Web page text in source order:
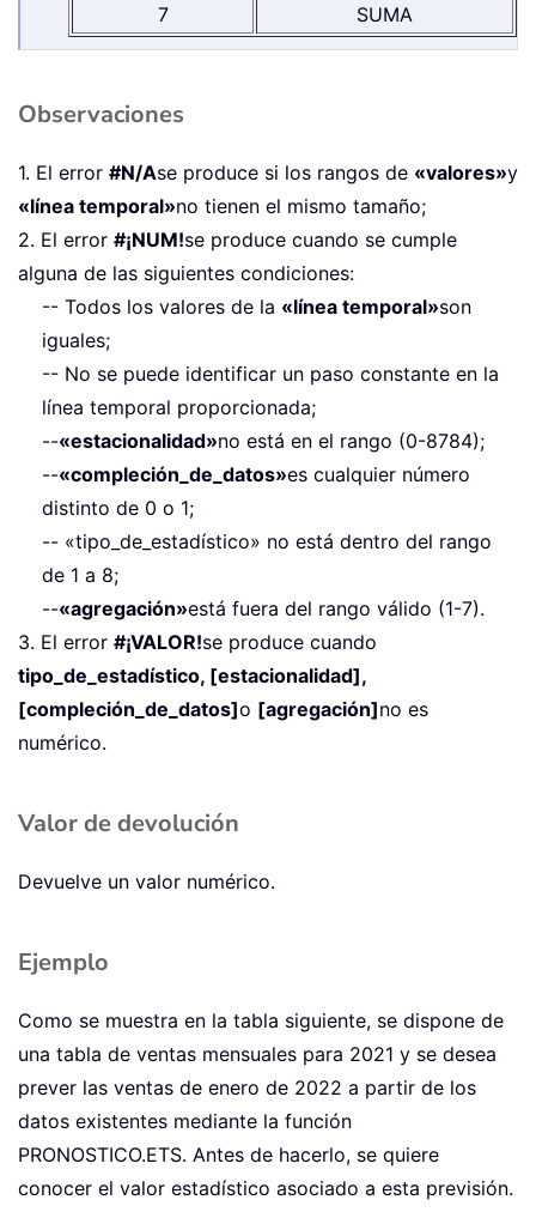
7
SUMA
Observaciones
1. El error #N/Ase produce si los rangos de «valores»y
«línea temporal»no tienen el mismo tamaño;
2. El error #¡NUM!se produce cuando se cumple
alguna de las siguientes condiciones:
-- Todos los valores de la «línea temporal»son
iguales;
-- No se puede identificar un paso constante en la
línea temporal proporcionada;
--«estacionalidad»no está en el rango (0-8784);
--«compleción_de_datos»es cualquier número
distinto de 0 o 1;
-- «tipo_de_estadístico» no está dentro del rango
de 1 a 8;
--«agregación»está fuera del rango válido (1-7).
3. El error #¡VALOR!se produce cuando
tipo_de_estadístico, [estacionalidad],
[compleción_de_datos]o [agregación]no es
numérico.
Valor de devolución
Devuelve un valor numérico.
Ejemplo
Como se muestra en la tabla siguiente, se dispone de
una tabla de ventas mensuales para 2021 y se desea
prever las ventas de enero de 2022 a partir de los
datos existentes mediante la función
PRONOSTICO.ETS. Antes de hacerlo, se quiere
conocer el valor estadístico asociado a esta previsión.